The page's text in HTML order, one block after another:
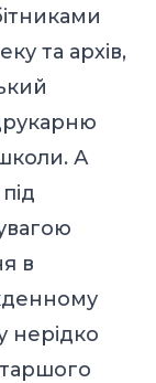
та архів,
школи. А
в
нерідко